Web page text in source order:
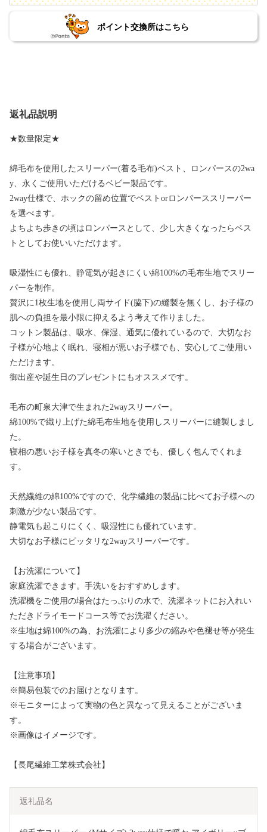
ポイント交換所はこちら
返礼品説明
★数量限定★
綿毛布を使用したスリーパー(着る毛布)ベスト、ロンパースの2wa
y、永くご使用いただけるベビー製品です。
2way仕様で、ホックの留め位置でベストorロンパーススリーパー
を選べます。
よちよち歩きの頃はロンパースとして、少し大きくなったらベス
トとしてお使いいただけます。
吸湿性にも優れ、静電気が起きにくい綿100%の毛布生地でスリー
パーを制作。
贅沢に1枚生地を使用し両サイド(脇下)の縫製を無くし、お子様の
肌への負担を最小限に抑えるよう考えて作りました。
コットン製品は、吸水、保湿、通気に優れているので、大切なお
子様が心地よく眠れ、寝相が悪いお子様でも、安心してご使用い
ただけます。
御出産や誕生日のプレゼントにもオススメです。
毛布の町泉大津で生まれた2wayスリーパー。
綿100%で織り上げた綿毛布生地を使用しスリーパーに縫製しまし
た。
寝相の悪いお子様を真冬の寒いときでも、優しく包んでくれま
す。
天然繊維の綿100%ですので、化学繊維の製品に比べてお子様への
刺激が少ない製品です。
静電気も起こりにくく、吸湿性にも優れています。
大切なお子様にピッタリな2wayスリーパーです。
【お洗濯について】
家庭洗濯できます。手洗いをおすすめします。
洗濯機をご使用の場合はたっぷりの水で、洗濯ネットにお入れい
ただきドライモードコース等でお洗濯ください。
※生地は綿100%の為、お洗濯により多少の縮みや色褪せ等が発生
する場合がございます。
【注意事項】
※簡易包装でのお届けとなります。
※モニターによって実物の色と異なって見えることがございま
す。
※画像はイメージです。
【長尾繊維工業株式会社】
返礼品名